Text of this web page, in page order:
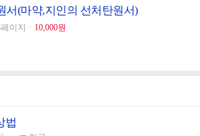
서(마약,지인의 선처탄원서)
이지ㆍ 10,000원
법